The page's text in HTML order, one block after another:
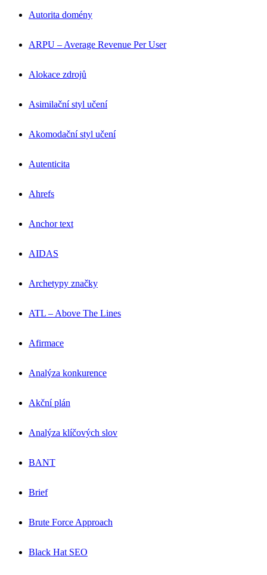
Autorita domény
ARPU – Average Revenue Per User
Alokace zdrojů
Asimilační styl učení
Akomodační styl učení
Autenticita
Ahrefs
Anchor text
AIDAS
Archetypy značky
ATL – Above The Lines
Afirmace
Analýza konkurence
Akční plán
Analýza klíčových slov
BANT
Brief
Brute Force Approach
Black Hat SEO